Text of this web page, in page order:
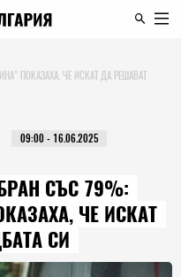
ПОКАЗАХА, ЧЕ ИСКАТ ДА РЕШАВАТ
09:00 - 16.06.2025
СЪС 79%:
ЧЕ ИСКАТ
СИ